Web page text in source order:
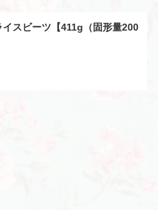
イスビーツ【411g（固形量200